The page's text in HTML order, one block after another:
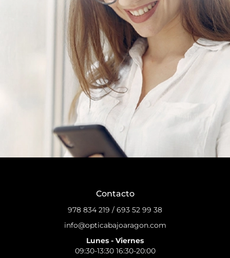
Contacto
978 834 219 / 693 52 99 38
info@opticabajoaragon.com
Lunes - Viernes
09:30-13:30 16:30-20:00